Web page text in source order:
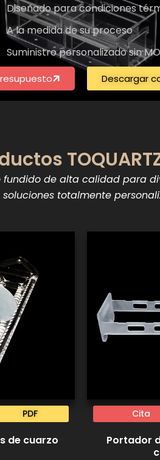
Diseñado para condiciones
A la medida de su proceso
Suministro personalizado sin
Descargar
fundido de alta calidad para
totalmente
PDF
de cuarzo
Cita
Portador